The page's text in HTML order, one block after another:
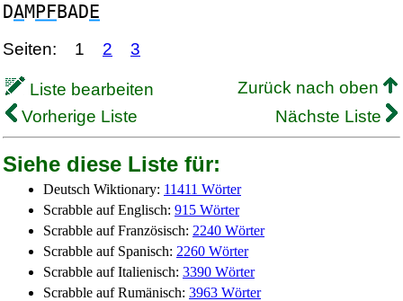
DAMPFBADE
Seiten: 1 2 3
Liste bearbeiten
Zurück nach oben
Vorherige Liste
Nächste Liste
Siehe diese Liste für:
Deutsch Wiktionary: 11411 Wörter
Scrabble auf Englisch: 915 Wörter
Scrabble auf Französisch: 2240 Wörter
Scrabble auf Spanisch: 2260 Wörter
Scrabble auf Italienisch: 3390 Wörter
Scrabble auf Rumänisch: 3963 Wörter